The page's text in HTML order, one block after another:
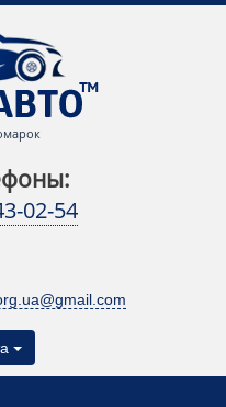
02-54